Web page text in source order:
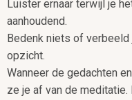
Luister ernaar terwijl je
aanhoudend.
Bedenk niets of
opzicht.
Wanneer de gedachten
ze je af van de